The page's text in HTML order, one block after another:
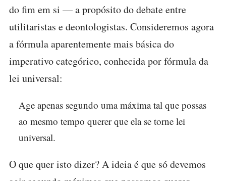
do fim em si — a propósito do debate entre
utilitaristas e deontologistas. Consideremos agora
a fórmula aparentemente mais básica do
imperativo categórico, conhecida por fórmula da
lei universal:
Age apenas segundo uma máxima tal que possas
ao mesmo tempo querer que ela se torne lei
universal.
O que quer isto dizer? A ideia é que só devemos